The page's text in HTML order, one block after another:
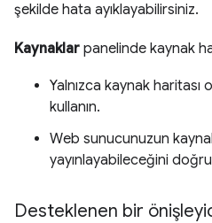
şekilde hata ayıklayabilirsiniz.
Kaynaklar panelinde kaynak
Yalnızca kaynak
kullanın.
Web sunucunuzun
yayınlayabileceğini
Desteklenen bir